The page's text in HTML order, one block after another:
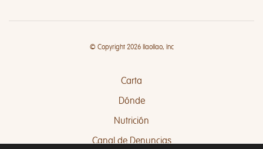
© Copyright 2026 llaollao, Inc
Carta
Dónde
Nutrición
Canal de Denuncias